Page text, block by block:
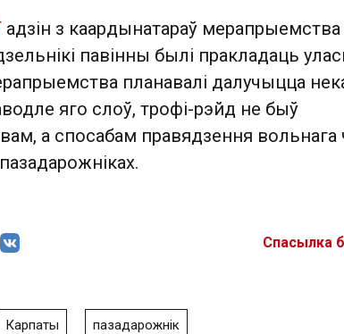
адзін з каардынатараў мерапрыемства
павінны былі пракладаць
планавалі далучыцца
яго слоў, трофі-рэйд не быў
а спосабам правядзення вольнага
Спасылка
Карпаты пазадарожнік